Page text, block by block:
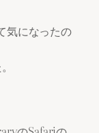
気になったの